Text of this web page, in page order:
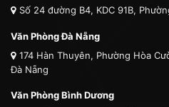
Số 24 đường B4, KDC 91B,
Văn Phòng Đà Nẵng
174 Hàn Thuyên, Phường Hòa
Đà Nẵng
Văn Phòng Bình Dương